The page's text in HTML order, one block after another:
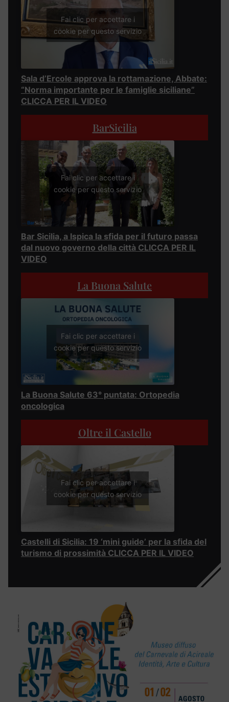
Fai clic per accettare i
cookie per questo servizio
Sala d’Ercole approva la rottamazione, Abbate:
“Norma importante per le famiglie siciliane”
CLICCA PER IL VIDEO
BarSicilia
Fai clic per accettare i
cookie per questo servizio
Bar Sicilia, a Ispica la sfida per il futuro passa
dal nuovo governo della città CLICCA PER IL
VIDEO
La Buona Salute
Fai clic per accettare i
cookie per questo servizio
La Buona Salute 63° puntata: Ortopedia
oncologica
Oltre il Castello
Fai clic per accettare i
cookie per questo servizio
Castelli di Sicilia: 19 ‘mini guide’ per la sfida del
turismo di prossimità CLICCA PER IL VIDEO